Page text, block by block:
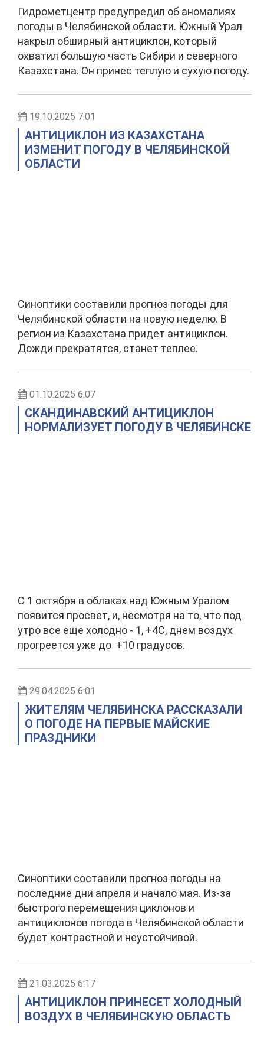
Гидрометцентр предупредил об аномалиях
погоды в Челябинской области. Южный Урал
накрыл обширный антициклон, который
охватил большую часть Сибири и северного
Казахстана. Он принес теплую и сухую погоду.
19.10.2025 7:01
АНТИЦИКЛОН ИЗ КАЗАХСТАНА
ИЗМЕНИТ ПОГОДУ В ЧЕЛЯБИНСКОЙ
ОБЛАСТИ
Синоптики составили прогноз погоды для
Челябинской области на новую неделю. В
регион из Казахстана придет антициклон.
Дожди прекратятся, станет теплее.
01.10.2025 6:07
СКАНДИНАВСКИЙ АНТИЦИКЛОН
НОРМАЛИЗУЕТ ПОГОДУ В ЧЕЛЯБИНСКЕ
С 1 октября в облаках над Южным Уралом
появится просвет, и, несмотря на то, что под
утро все еще холодно - 1, +4С, днем воздух
прогреется уже до +10 градусов.
29.04.2025 6:01
ЖИТЕЛЯМ ЧЕЛЯБИНСКА РАССКАЗАЛИ
О ПОГОДЕ НА ПЕРВЫЕ МАЙСКИЕ
ПРАЗДНИКИ
Синоптики составили прогноз погоды на
последние дни апреля и начало мая. Из-за
быстрого перемещения циклонов и
антициклонов погода в Челябинской области
будет контрастной и неустойчивой.
21.03.2025 6:17
АНТИЦИКЛОН ПРИНЕСЕТ ХОЛОДНЫЙ
ВОЗДУХ В ЧЕЛЯБИНСКУЮ ОБЛАСТЬ